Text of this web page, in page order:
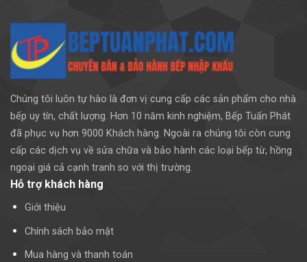
Chúng tôi luôn tự hào là đơn vị cung cấp các sản phẩm cho nhà
bếp uy tín, chất lượng. Hơn 10 năm kinh nghiệm, Bếp Tuấn Phát
đã phục vụ hơn 9000 Khách hàng. Ngoài ra chúng tôi còn cung
cấp các dịch vụ về sửa chữa và bảo hành các loại bếp từ, hồng
ngoại giá cả cạnh tranh so với thị trường.
Hỗ trợ khách hàng
Giới thiệu
Chính sách bảo mật
Mua hàng và thanh toán